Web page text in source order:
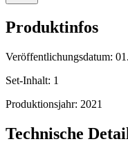
Produktinfos
Veröffentlichungsdatum:
Set-Inhalt: 1
Produktionsjahr: 2021
Technische